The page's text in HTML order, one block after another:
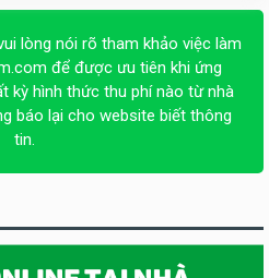
lòng nói rõ tham khảo việc làm
để được ưu tiên khi ứng
kỳ hình thức thu phí nào từ nhà
báo lại cho website biết thông
tin.